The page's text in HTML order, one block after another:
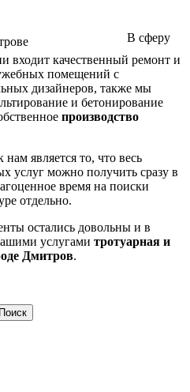
В сферу
входит качественный ремонт и
помещений с
дизайнеров, также мы
и бетонирование
производство
является то, что весь
услуг можно получить сразу в
время на поиски
отдельно.
остались довольны и в
услугами тротуарная и
Дмитров.